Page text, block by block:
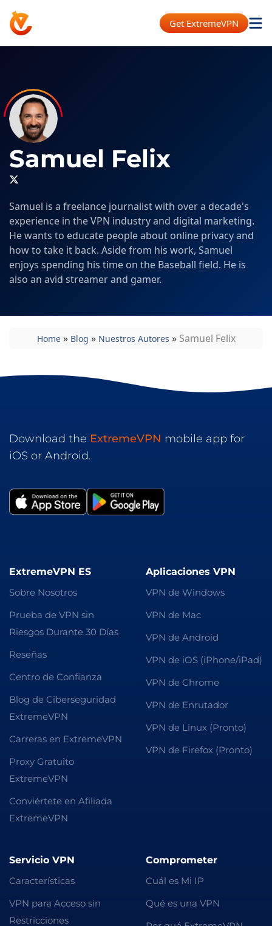
Get ExtremeVPN
Samuel Felix
Samuel is a freelance journalist with over a decade's
experience in the VPN industry and digital marketing.
He wants to educate people about online privacy and
how to take it back. Aside from his work, Samuel
enjoys spending his time on the Baseball field. He is
also an avid streamer and gamer.
Home» Blog » Nuestros Autores » Samuel Felix
Download the ExtremeVPN mobile app for
iOS or Android.
ExtremeVPN ES
Sobre Nosotros
Prueba de VPN sin
Riesgos Durante 30 Días
Reseñas
Centro de Confianza
Blog de Ciberseguridad
ExtremeVPN
Carreras en ExtremeVPN
Proxy Gratuito
ExtremeVPN
Conviértete en Afiliada
ExtremeVPN
Aplicaciones VPN
VPN de Windows
VPN de Mac
VPN de Android
VPN de iOS (iPhone/iPad)
VPN de Chrome
VPN de Enrutador
VPN de Linux (Pronto)
VPN de Firefox (Pronto)
Servicio VPN
Características
VPN para Acceso sin
Restricciones
Comprometer
Cuál es Mi IP
Qué es una VPN